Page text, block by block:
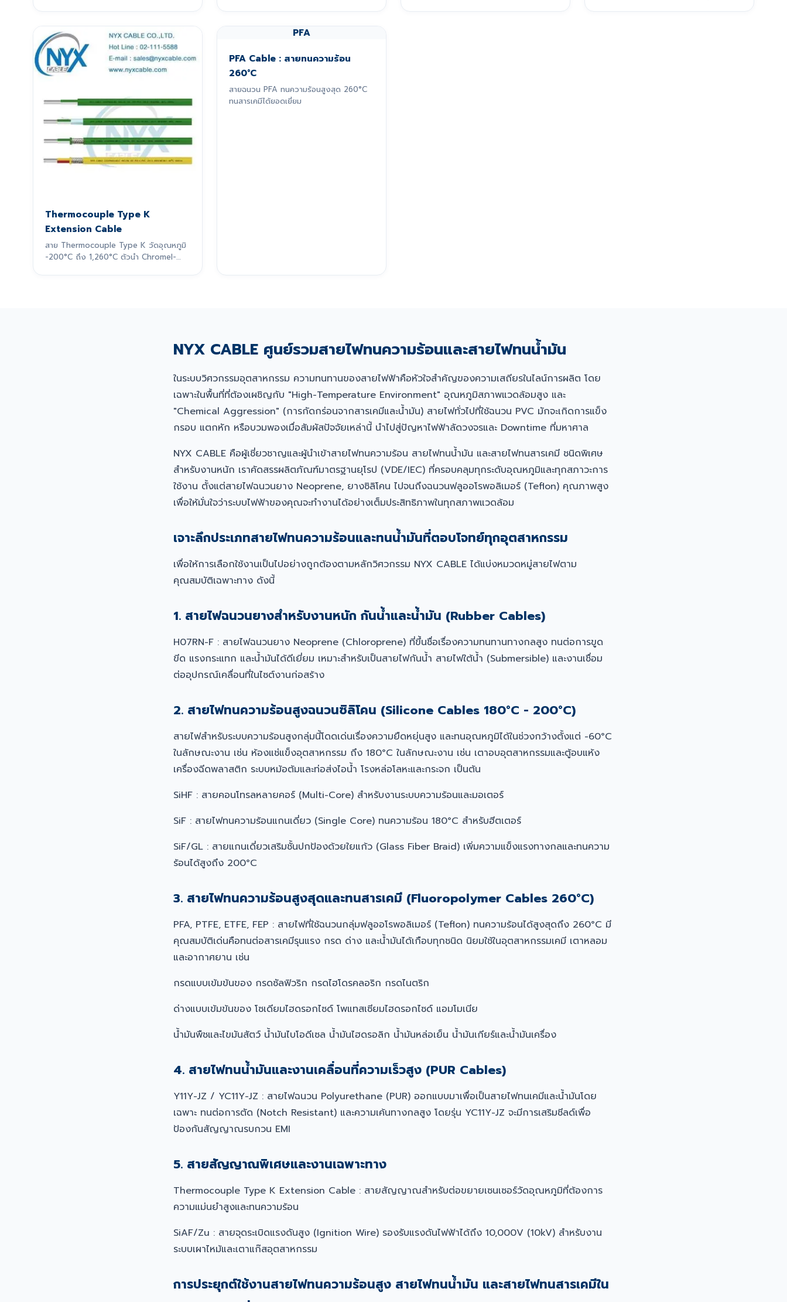
Thermocouple Type K
Extension Cable
สาย Thermocouple Type K วัดอุณหภูมิ
-200°C ถึง 1,260°C ตัวนำ Chromel-
PFA
PFA Cable : สายทนความร้อน
260°C
สายฉนวน PFA ทนความร้อนสูงสุด 260°C
ทนสารเคมีได้ยอดเยี่ยม
NYX CABLE ศูนย์รวมสายไฟทนความร้อนและสายไฟทนน้ำมัน
ในระบบวิศวกรรมอุตสาหกรรม ความทนทานของสายไฟฟ้าคือหัวใจสำคัญของความเสถียรในไลน์การผลิต โดย
เฉพาะในพื้นที่ที่ต้องเผชิญกับ "High-Temperature Environment" อุณหภูมิสภาพแวดล้อมสูง และ
"Chemical Aggression" (การกัดกร่อนจากสารเคมีและน้ำมัน) สายไฟทั่วไปที่ใช้ฉนวน PVC มักจะเกิดการแข็ง
กรอบ แตกหัก หรือบวมพองเมื่อสัมผัสปัจจัยเหล่านี้ นำไปสู่ปัญหาไฟฟ้าลัดวงจรและ Downtime ที่มหาศาล
NYX CABLE คือผู้เชี่ยวชาญและผู้นำเข้าสายไฟทนความร้อน สายไฟทนน้ำมัน และสายไฟทนสารเคมี ชนิดพิเศษ
สำหรับงานหนัก เราคัดสรรผลิตภัณฑ์มาตรฐานยุโรป (VDE/IEC) ที่ครอบคลุมทุกระดับอุณหภูมิและทุกสภาวะการ
ใช้งาน ตั้งแต่สายไฟฉนวนยาง Neoprene, ยางซิลิโคน ไปจนถึงฉนวนฟลูออโรพอลิเมอร์ (Teflon) คุณภาพสูง
เพื่อให้มั่นใจว่าระบบไฟฟ้าของคุณจะทำงานได้อย่างเต็มประสิทธิภาพในทุกสภาพแวดล้อม
เจาะลึกประเภทสายไฟทนความร้อนและทนน้ำมันที่ตอบโจทย์ทุกอุตสาหกรรม
เพื่อให้การเลือกใช้งานเป็นไปอย่างถูกต้องตามหลักวิศวกรรม NYX CABLE ได้แบ่งหมวดหมู่สายไฟตาม
คุณสมบัติเฉพาะทาง ดังนี้
1. สายไฟฉนวนยางสำหรับงานหนัก กันน้ำและน้ำมัน (Rubber Cables)
H07RN-F : สายไฟฉนวนยาง Neoprene (Chloroprene) ที่ขึ้นชื่อเรื่องความทนทานทางกลสูง ทนต่อการขูด
ขีด แรงกระแทก และน้ำมันได้ดีเยี่ยม เหมาะสำหรับเป็นสายไฟกันน้ำ สายไฟใต้น้ำ (Submersible) และงานเชื่อม
ต่ออุปกรณ์เคลื่อนที่ในไซต์งานก่อสร้าง
2. สายไฟทนความร้อนสูงฉนวนซิลิโคน (Silicone Cables 180°C - 200°C)
สายไฟสำหรับระบบความร้อนสูงกลุ่มนี้โดดเด่นเรื่องความยืดหยุ่นสูง และทนอุณหภูมิได้ในช่วงกว้างตั้งแต่ -60°C
ในลักษณะงาน เช่น ห้องแช่แข็งอุตสาหกรรม ถึง 180°C ในลักษณะงาน เช่น เตาอบอุตสาหกรรมและตู้อบแห้ง
เครื่องฉีดพลาสติก ระบบหม้อต้มและท่อส่งไอน้ำ โรงหล่อโลหะและกระจก เป็นต้น
SiHF : สายคอนโทรลหลายคอร์ (Multi-Core) สำหรับงานระบบความร้อนและมอเตอร์
SiF : สายไฟทนความร้อนแกนเดี่ยว (Single Core) ทนความร้อน 180°C สำหรับฮีตเตอร์
SiF/GL : สายแกนเดี่ยวเสริมชั้นปกป้องด้วยใยแก้ว (Glass Fiber Braid) เพิ่มความแข็งแรงทางกลและทนความ
ร้อนได้สูงถึง 200°C
3. สายไฟทนความร้อนสูงสุดและทนสารเคมี (Fluoropolymer Cables 260°C)
PFA, PTFE, ETFE, FEP : สายไฟที่ใช้ฉนวนกลุ่มฟลูออโรพอลิเมอร์ (Teflon) ทนความร้อนได้สูงสุดถึง 260°C มี
คุณสมบัติเด่นคือทนต่อสารเคมีรุนแรง กรด ด่าง และน้ำมันได้เกือบทุกชนิด นิยมใช้ในอุตสาหกรรมเคมี เตาหลอม
และอากาศยาน เช่น
กรดแบบเข้มข้นของ กรดซัลฟิวริก กรดไฮโดรคลอริก กรดไนตริก
ด่างแบบเข้มข้นของ โซเดียมไฮดรอกไซด์ โพแทสเซียมไฮดรอกไซด์ แอมโมเนีย
น้ำมันพืชและไขมันสัตว์ น้ำมันไบโอดีเซล น้ำมันไฮดรอลิก น้ำมันหล่อเย็น น้ำมันเกียร์และน้ำมันเครื่อง
4. สายไฟทนน้ำมันและงานเคลื่อนที่ความเร็วสูง (PUR Cables)
Y11Y-JZ / YC11Y-JZ : สายไฟฉนวน Polyurethane (PUR) ออกแบบมาเพื่อเป็นสายไฟทนเคมีและน้ำมันโดย
เฉพาะ ทนต่อการตัด (Notch Resistant) และความเค้นทางกลสูง โดยรุ่น YC11Y-JZ จะมีการเสริมชีลด์เพื่อ
ป้องกันสัญญาณรบกวน EMI
5. สายสัญญาณพิเศษและงานเฉพาะทาง
Thermocouple Type K Extension Cable : สายสัญญาณสำหรับต่อขยายเซนเซอร์วัดอุณหภูมิที่ต้องการ
ความแม่นยำสูงและทนความร้อน
SiAF/Zu : สายจุดระเบิดแรงดันสูง (Ignition Wire) รองรับแรงดันไฟฟ้าได้ถึง 10,000V (10kV) สำหรับงาน
ระบบเผาไหม้และเตาแก๊สอุตสาหกรรม
การประยุกต์ใช้งานสายไฟทนความร้อนสูง สายไฟทนน้ำมัน และสายไฟทนสารเคมีใน